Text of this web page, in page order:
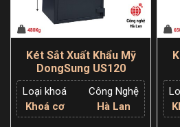
Két Sắt Xuất Khẩu Mỹ
DongSung US120
Loại khoá
Khoá cơ
Công Nghệ
Hà Lan